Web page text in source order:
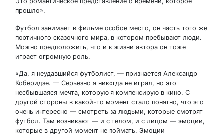
прошло».
Футбол занимает в фильме особое место, он часть того же
поэтичного сказочного мира, в котором пребывают люди.
Можно предположить, что и в жизни автора он тоже
играет огромную роль.
«Да, я неудавшийся футболист, — признается Александр
Коберидзе. — Серьезно я никогда не играл, но это
несбывшаяся мечта, которую я компенсирую в кино. С
другой стороны в какой-то момент стало понятно, что это
очень интересно — смотреть за людьми, которые смотрят
футбол. Там возникают — и с телом, и с лицом — эмоции,
которые в другой момент не поймать. Эмоции